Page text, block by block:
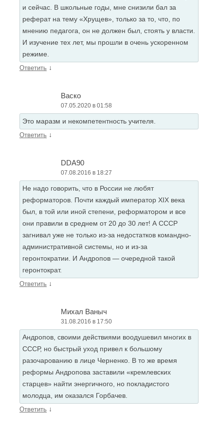
и сейчас. В школьные годы, мне снизили бал за
реферат на тему «Хрущев», только за то, что, по
мнению педагога, он не должен был, стоять у власти.
И изучение тех лет, мы прошли в очень ускоренном
режиме.
Ответить ↓
Васко
07.05.2020 в 01:58
Это маразм и некомпетентность учителя.
Ответить ↓
DDA90
07.08.2016 в 18:27
Не надо говорить, что в России не любят
реформаторов. Почти каждый император XIX века
был, в той или иной степени, реформатором и все
они правили в среднем от 20 до 30 лет! А СССР
загнивал уже не только из-за недостатков командно-
административной системы, но и из-за
геронтократии. И Андропов — очередной такой
геронтократ.
Ответить ↓
Михал Ваныч
31.08.2016 в 17:50
Андропов, своими действиями воодушевил многих в
СССР, но быстрый уход привел к большому
разочарованию в лице Черненко. В то же время
реформы Андропова заставили «кремлевских
старцев» найти энергичного, но покладистого
молодца, им оказался Горбачев.
Ответить ↓